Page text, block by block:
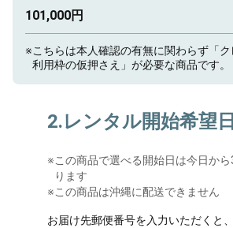
101,000円
※こちらは本人確認の有無に関わらず「
利用枠の仮押さえ」が必要な商品です。
2.レンタル開始希望
※この商品で選べる開始日は今日か
ります
※この商品は沖縄に配送できません
お届け先郵便番号を入力いただくと